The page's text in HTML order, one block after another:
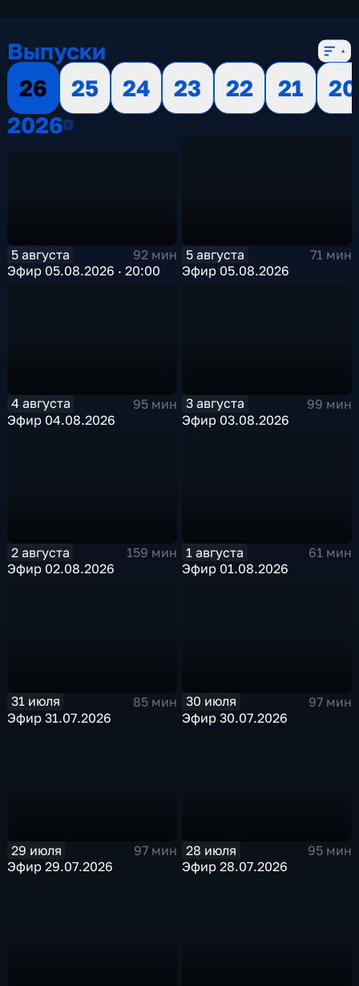
Выпуски
26
25 24 23 22 21
20
20262026
5 августа
92 мин
Эфир 05.08.2026 · 20:00
5 августа
71 мин
Эфир 05.08.2026
4 августа
95 мин
Эфир 04.08.2026
3 августа
99 мин
Эфир 03.08.2026
2 августа
159 мин
Эфир 02.08.2026
1 августа
61 мин
Эфир 01.08.2026
31 июля
85 мин
Эфир 31.07.2026
30 июля
97 мин
Эфир 30.07.2026
29 июля
97 мин
Эфир 29.07.2026
28 июля
95 мин
Эфир 28.07.2026